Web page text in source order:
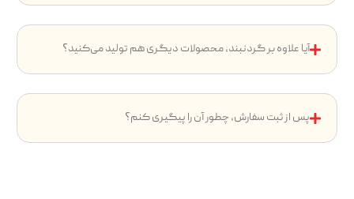
آیا علاوه بر گردنبند، محصولات دیگری هم تولید می‌کنید؟
پس از ثبت سفارش، چطور آن را پیگیری کنم؟